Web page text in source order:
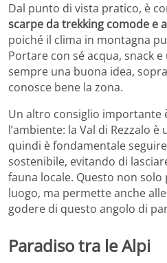
Dal punto di vista pratico, è
scarpe da trekking comode e
poiché il clima in montagna
Portare con sé acqua, snack
sempre una buona idea,
conosce bene la zona.
Un altro consiglio importante
l’ambiente: la Val di Rezzalo
quindi è fondamentale
sostenibile, evitando di
fauna locale. Questo non solo
luogo, ma permette anche
godere di questo angolo di
Paradiso tra le Alpi